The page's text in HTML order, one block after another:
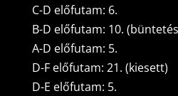
C-D előfutam: 6.
B-D előfutam: 10.
A-D előfutam: 5.
D-F előfutam: 21. (kiesett)
D-E előfutam: 5.